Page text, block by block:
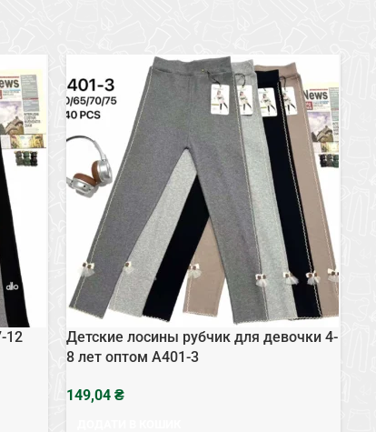
12
Детские лосины рубчик для девочки 4-
8 лет оптом A401-3
₴